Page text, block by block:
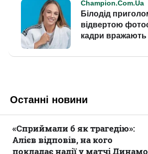
Останні новини
«Сприймали б як трагедію»:
Алієв відповів, на кого
покладає надії у матчі Динамо